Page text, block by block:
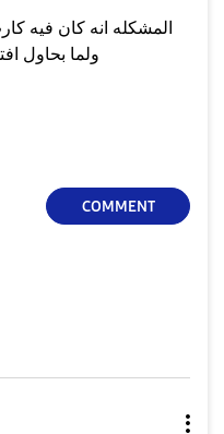
ولما بحاول
COMMENT